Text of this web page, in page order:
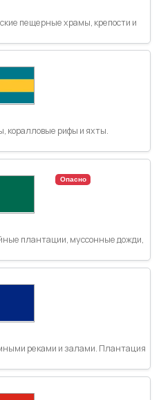
пещерные храмы, крепости и
коралловые рифы и яхты.
Опасно
плантации, муссонные дожди,
реками и залами. Плантация